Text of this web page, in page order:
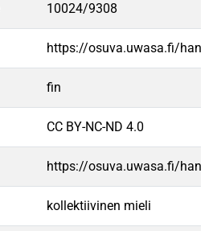
10024/9308
https://osuva.uwasa.fi/
fin
CC BY-NC-ND 4.0
https://osuva.uwasa.fi/
kollektiivinen mieli